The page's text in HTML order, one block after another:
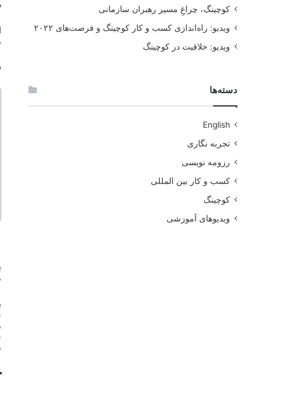
کوچینگ، چراغِ مسیر رهبران سازمانی
ویدیو: راه‌اندازی کسب و کار کوچینگ و فرصت‌های ۲۰۲۲
ویدیو: خلاقیت در کوچینگ
دسته‌ها
English
تجربه نگاری
رزومه نویسی
کسب و کار بین المللی
کوچینگ
ویدیوهای آموزشی